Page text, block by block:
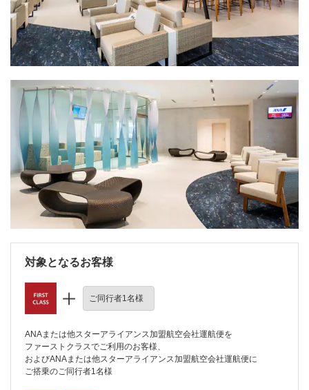
対象となるお客様
ご同行者1名様
ANAまたは他スターアライアンス加盟航空会社運航便を
ファーストクラスでご利用のお客様、
およびANAまたは他スターアライアンス加盟航空会社運航便に
ご搭乗のご同行者1名様